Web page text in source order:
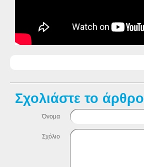
Σχολιάστε το άρθρο
Όνομα
Σχόλιο